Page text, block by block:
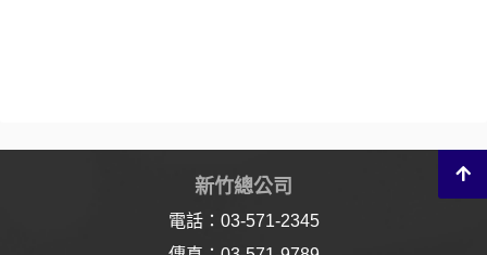
新竹總公司
電話：03-571-2345